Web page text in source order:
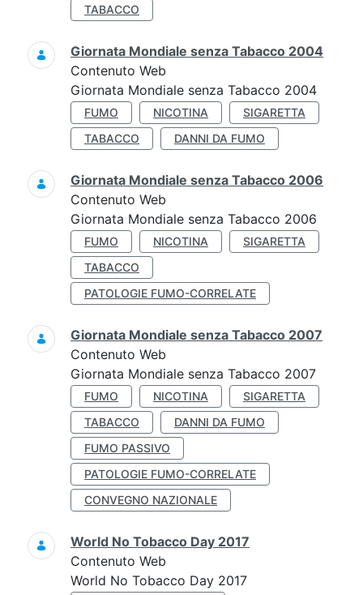
TABACCO
Giornata Mondiale senza Tabacco 2004
Contenuto Web
Giornata Mondiale senza Tabacco 2004
FUMO NICOTINA
SIGARETTA
TABACCO
DANNI DA FUMO
Giornata Mondiale senza Tabacco 2006
Contenuto Web
Giornata Mondiale senza Tabacco 2006
FUMO NICOTINA
SIGARETTA
TABACCO
PATOLOGIE FUMO-CORRELATE
Giornata Mondiale senza Tabacco 2007
Contenuto Web
Giornata Mondiale senza Tabacco 2007
FUMO NICOTINA
SIGARETTA
TABACCO
DANNI DA FUMO
FUMO PASSIVO
PATOLOGIE FUMO-CORRELATE
CONVEGNO NAZIONALE
World No Tobacco Day 2017
Contenuto Web
World No Tobacco Day 2017